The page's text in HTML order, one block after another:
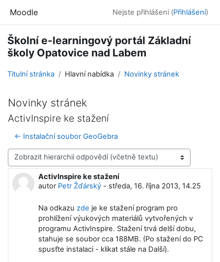
Moodle Nejste přihlášeni (Přihlášení)
Školní e-learningový portál Základní
školy Opatovice nad Labem
Titulní stránka Hlavní nabídka Novinky stránek
Novinky stránek
ActivInspire ke stažení
← Instalační soubor GeoGebra
Režim zobrazení
ActivInspire ke stažení
autor Petr Žďárský - středa, 16. října 2013, 14.25
Počet odpovědí: 0
Na odkazu zde je ke stažení program pro
prohlížení výukových materiálů vytvořených v
programu ActivInspire. Stažení trvá delší dobu,
stahuje se soubor cca 188MB. (Po stažení do PC
spusťte instalaci - klikat stále na Další).